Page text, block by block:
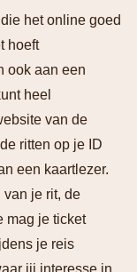
het online goed
hoeft
ook aan een
heel
van de
ritten op je ID
een kaartlezer.
je rit, de
mag je ticket
je reis